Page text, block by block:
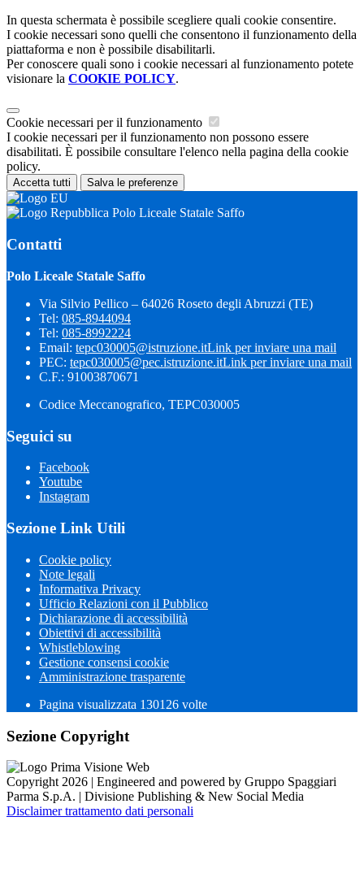
In questa schermata è possibile scegliere quali cookie consentire.
I cookie necessari sono quelli che consentono il funzionamento della
piattaforma e non è possibile disabilitarli.
Per conoscere quali sono i cookie necessari al funzionamento potete
visionare la COOKIE POLICY.
Cookie necessari per il funzionamento
I cookie necessari per il funzionamento non possono essere
disabilitati. È possibile consultare l'elenco nella pagina della cookie
policy.
Accetta tutti Salva le preferenze
Polo Liceale Statale Saffo
Contatti
Polo Liceale Statale Saffo
Via Silvio Pellico – 64026 Roseto degli Abruzzi (TE)
Tel: 085-8944094
Tel: 085-8992224
Email: tepc030005@istruzione.itLink per inviare una mail
PEC: tepc030005@pec.istruzione.itLink per inviare una mail
C.F.: 91003870671
Codice Meccanografico, TEPC030005
Seguici su
Facebook
Youtube
Instagram
Sezione Link Utili
Cookie policy
Note legali
Informativa Privacy
Ufficio Relazioni con il Pubblico
Dichiarazione di accessibilità
Obiettivi di accessibilità
Whistleblowing
Gestione consensi cookie
Amministrazione trasparente
Pagina visualizzata 130126 volte
Sezione Copyright
Copyright 2026 | Engineered and powered by Gruppo Spaggiari
Parma S.p.A. | Divisione Publishing & New Social Media
Disclaimer trattamento dati personali